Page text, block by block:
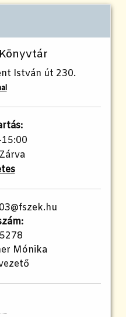
István út 230.
Mónika